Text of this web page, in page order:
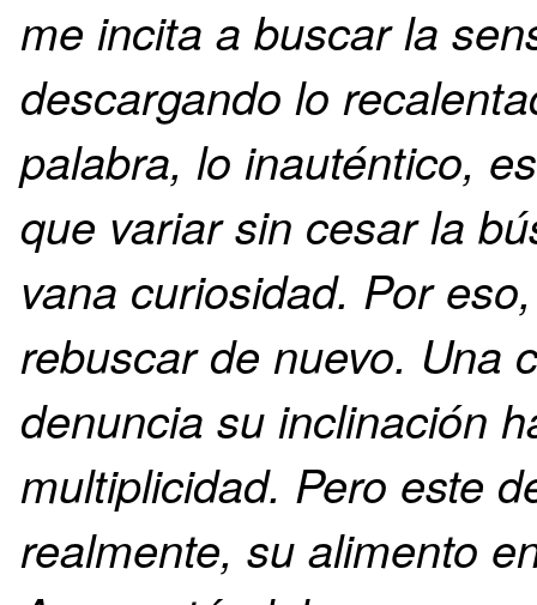
me incita a buscar la
descargando lo
palabra, lo inauténtico,
que variar sin cesar la
vana curiosidad. Por
rebuscar de nuevo. Una
denuncia su inclinación
multiplicidad. Pero este
realmente, su alimento